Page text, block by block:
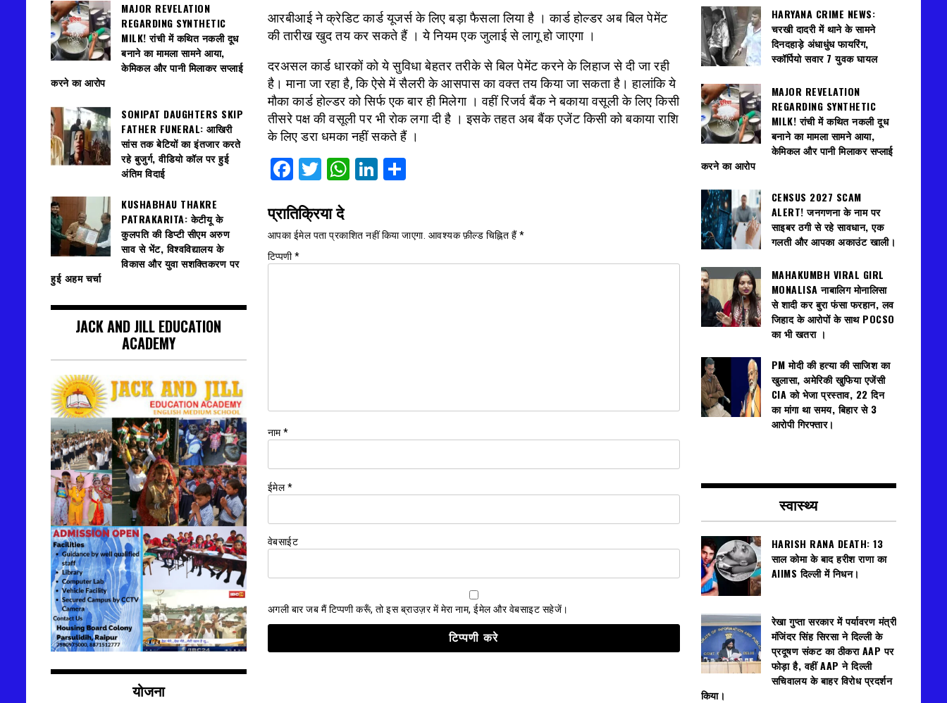
आरबीआई ने क्रेडिट कार्ड यूजर्स के लिए बड़ा फैसला लिया है । कार्ड होल्डर अब बिल पेमेंट
की तारीख खुद तय कर सकते हैं । ये नियम एक जुलाई से लागू हो जाएगा ।
दरअसल कार्ड धारकों को ये सुविधा बेहतर तरीके से बिल पेमेंट करने के लिहाज से दी जा रही
है। माना जा रहा है, कि ऐसे में सैलरी के आसपास का वक्त तय किया जा सकता है। हालांकि ये
मौका कार्ड होल्डर को सिर्फ एक बार ही मिलेगा । वहीं रिजर्व बैंक ने बकाया वसूली के लिए किसी
तीसरे पक्ष की वसूली पर भी रोक लगा दी है । इसके तहत अब बैंक एजेंट किसी को बकाया राशि
के लिए डरा धमका नहीं सकते हैं ।
Facebook
Twitter
WhatsApp
LinkedIn
Share
प्रातिक्रिया दे
आपका ईमेल पता प्रकाशित नहीं किया जाएगा. आवश्यक फ़ील्ड चिह्नित हैं*
टिप्पणी*
नाम*
ईमेल*
वेबसाईट
अगली बार जब मैं टिप्पणी करूँ, तो इस ब्राउज़र में मेरा नाम, ईमेल और वेबसाइट सहेजें।
MAJOR REVELATION
REGARDING SYNTHETIC
MILK! रांची में कथित नकली दूध
बनाने का मामला सामने आया,
केमिकल और पानी मिलाकर सप्लाई
करने का आरोप
SONIPAT DAUGHTERS SKIP
FATHER FUNERAL: आखिरी
सांस तक बेटियों का इंतजार करते
रहे बुजुर्ग, वीडियो कॉल पर हुई
अंतिम विदाई
KUSHABHAU THAKRE
PATRAKARITA: केटीयू के
कुलपति की डिप्टी सीएम अरुण
साव से भेंट, विश्वविद्यालय के
विकास और युवा सशक्तिकरण पर
हुई अहम चर्चा
JACK AND JILL EDUCATION
ACADEMY
योजना
HARYANA CRIME NEWS:
चरखी दादरी में थाने के सामने
दिनदहाड़े अंधाधुंध फायरिंग,
स्कॉर्पियो सवार 7 युवक घायल
MAJOR REVELATION
REGARDING SYNTHETIC
MILK! रांची में कथित नकली दूध
बनाने का मामला सामने आया,
केमिकल और पानी मिलाकर सप्लाई
करने का आरोप
CENSUS 2027 SCAM
ALERT! जनगणना के नाम पर
साइबर ठगी से रहे सावधान, एक
गलती और आपका अकाउंट खाली।
MAHAKUMBH VIRAL GIRL
MONALISA नाबालिग मोनालिसा
से शादी कर बुरा फंसा फरहान, लव
जिहाद के आरोपों के साथ POCSO
का भी खतरा ।
PM मोदी की हत्या की साजिश का
खुलासा, अमेरिकी खुफिया एजेंसी
CIA को भेजा प्रस्ताव, 22 दिन
का मांगा था समय, बिहार से 3
आरोपी गिरफ्तार।
स्वास्थ्य
HARISH RANA DEATH: 13
साल कोमा के बाद हरीश राणा का
AIIMS दिल्ली में निधन।
रेखा गुप्ता सरकार में पर्यावरण मंत्री
मंजिंदर सिंह सिरसा ने दिल्ली के
प्रदूषण संकट का ठीकरा AAP पर
फोड़ा है, वहीं AAP ने दिल्ली
सचिवालय के बाहर विरोध प्रदर्शन
किया।